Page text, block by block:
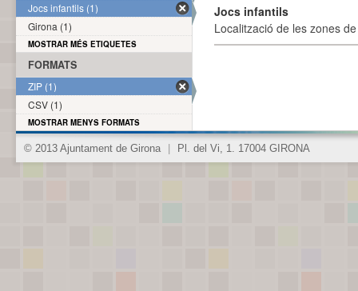
Jocs infantils
Localització de les zones
Jocs infantils (1)
Girona (1)
MOSTRAR MÉS ETIQUETES
FORMATS
ZIP (1)
CSV (1)
MOSTRAR MENYS FORMATS
© 2013 Ajuntament de Girona Pl. del Vi, 1. 17004 GIRONA